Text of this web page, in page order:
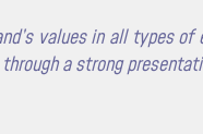
values in all types
a strong